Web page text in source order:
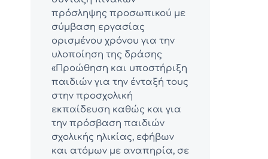
πρόσληψης προσωπικού με
σύμβαση εργασίας
ορισμένου χρόνου για την
υλοποίηση της δράσης
«Προώθηση και υποστήριξη
παιδιών για την ένταξή τους
στην προσχολική
εκπαίδευση καθώς και για
την πρόσβαση παιδιών
σχολικής ηλικίας, εφήβων
και ατόμων με αναπηρία, σε